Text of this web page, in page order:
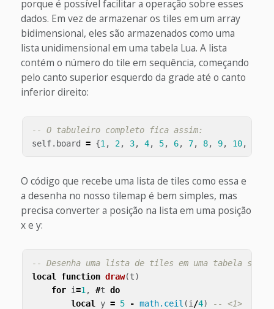
porque é possível facilitar a operação sobre esses
dados. Em vez de armazenar os tiles em um array
bidimensional, eles são armazenados como uma
lista unidimensional em uma tabela Lua. A lista
contém o número do tile em sequência, começando
pelo canto superior esquerdo da grade até o canto
inferior direito:
-- O tabuleiro completo fica assim:
self. board = {1 , 2, 3, 4, 5, 6, 7, 8, 9, 10,
O código que recebe uma lista de tiles como essa e
a desenha no nosso tilemap é bem simples, mas
precisa converter a posição na lista em uma posição
x e y:
-- Desenha uma lista de tiles em uma tabela sobre
local
function draw(t)
for i=1 , #t do
local
y = 5 - math.ceil (i /4)
-- <1>